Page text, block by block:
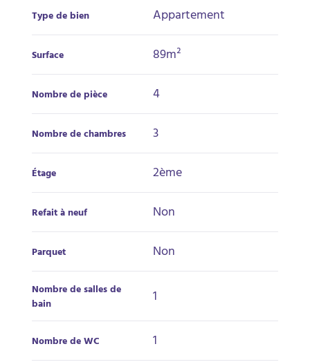
Type de bien Appartement
Surface 89m²
Nombre de pièce 4
Nombre de chambres 3
Étage 2ème
Refait à neuf Non
Parquet Non
Nombre de salles de
bain 1
Nombre de WC 1